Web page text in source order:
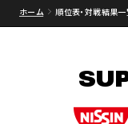
ホーム 順位表・対戦結果